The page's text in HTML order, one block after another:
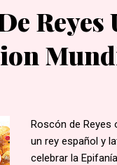
María, llena eres
las mujeres,...
Roscón de Reyes
un rey español y
celebrar la